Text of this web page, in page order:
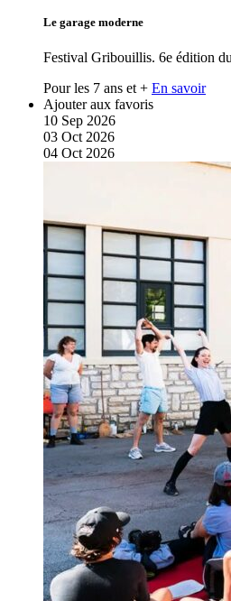
Le garage moderne
Festival Gribouillis. 6e édition
Pour les 7 ans et + En savoir
Ajouter aux favoris
10 Sep 2026
03 Oct 2026
04 Oct 2026